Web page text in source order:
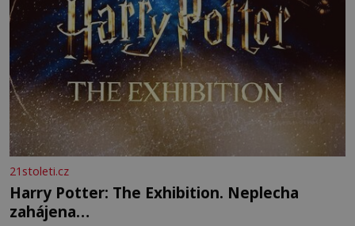
21stoleti.cz
Harry Potter: The Exhibition. Neplecha
zahájena…